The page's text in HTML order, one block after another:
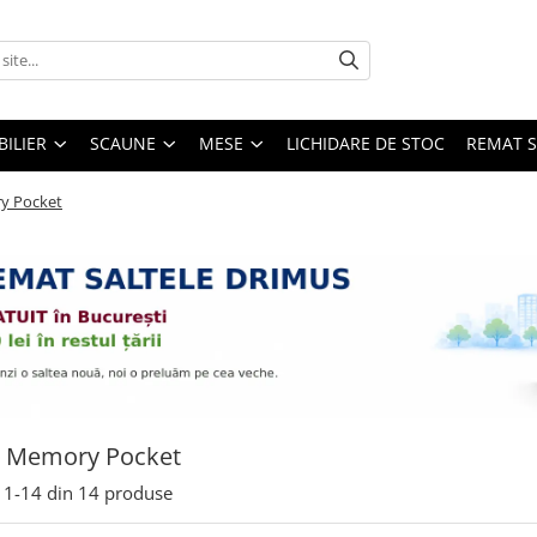
SCAUNE MESE LICHIDARE DE STOC REMAT
Pocket
Memory Pocket
1-14 din 14 produse